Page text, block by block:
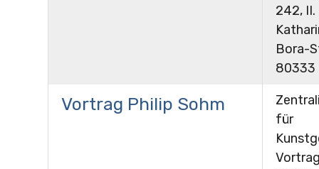
242, II.
Bora-
80333
Vortrag Philip Sohm
für